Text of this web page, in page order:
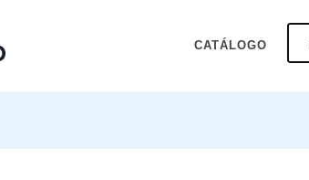
CATÁLOGO